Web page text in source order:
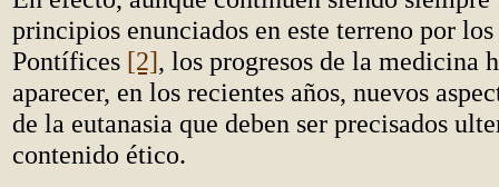
principios enunciados en este terreno por
Pontífices [2], los progresos de la medicina
aparecer, en los recientes años, nuevos
de la eutanasia que deben ser precisados
contenido ético.